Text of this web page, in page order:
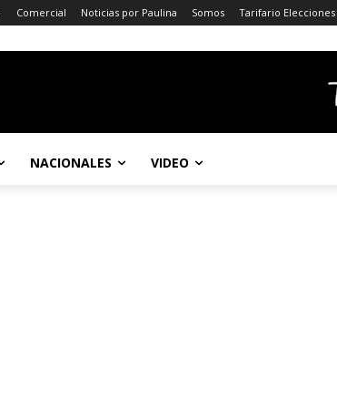
Comercial Noticias por Paulina Somos Tarifario Elecciones
NACIONALES VIDEO